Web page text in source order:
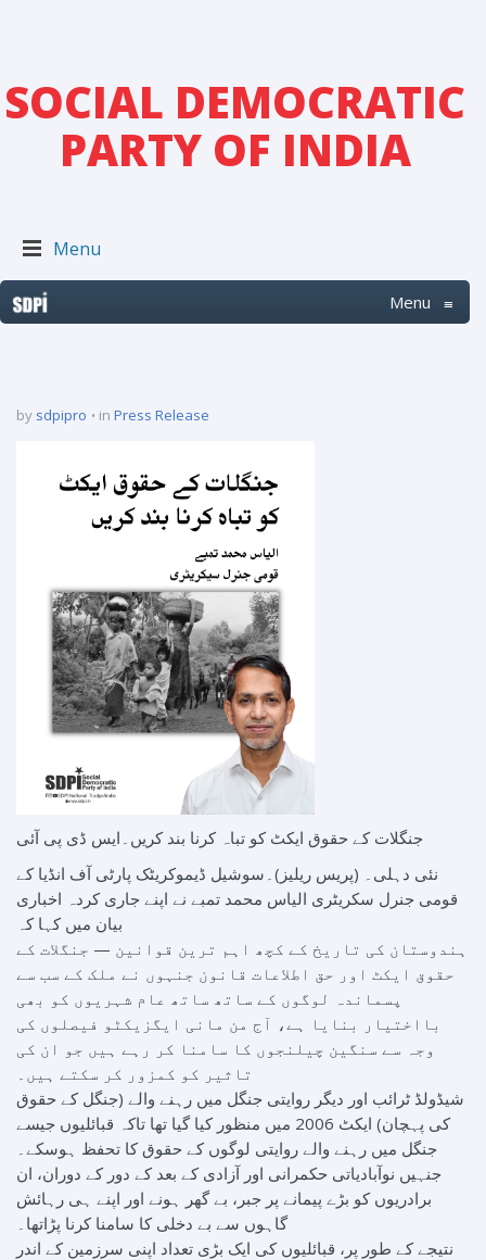
SOCIAL DEMOCRATIC
PARTY OF INDIA
Menu
Menu ≡
by sdpipro in Press Release
جنگلات کے حقوق ایکٹ کو تباہ کرنا بند کریں۔ایس ڈی پی آئی
نئی دہلی۔ (پریس ریلیز)۔سوشیل ڈیموکریٹک پارٹی آف انڈیا کے
قومی جنرل سکریٹری الیاس محمد تمبے نے اپنے جاری کردہ اخباری
بیان میں کہا کہ
ہندوستان کی تاریخ کے کچھ اہم ترین قوانین — جنگلات کے
حقوق ایکٹ اور حق اطلاعات قانون جنہوں نے ملک کے سب سے
پسماندہ لوگوں کے ساتھ ساتھ عام شہریوں کو بھی
بااختیار بنایا ہے، آج من مانی ایگزیکٹو فیصلوں کی
وجہ سے سنگین چیلنجوں کا سامنا کر رہے ہیں جو ان کی
تاثیر کو کمزور کر سکتے ہیں۔
شیڈولڈ ٹرائب اور دیگر روایتی جنگل میں رہنے والے (جنگل کے حقوق
کی پہچان) ایکٹ 2006 میں منظور کیا گیا تھا تاکہ قبائلیوں جیسے
جنگل میں رہنے والے روایتی لوگوں کے حقوق کا تحفظ ہوسکے۔
جنہیں نوآبادیاتی حکمرانی اور آزادی کے بعد کے دور کے دوران، ان
برادریوں کو بڑے پیمانے پر جبر، بے گھر ہونے اور اپنے ہی رہائش
گاہوں سے بے دخلی کا سامنا کرنا پڑاتھا۔
نتیجے کے طور پر، قبائلیوں کی ایک بڑی تعداد اپنی سرزمین کے اندر